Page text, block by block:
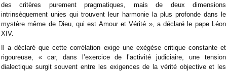
des critères purement pragmatiques, mais de deux dimensions
intrinsèquement unies qui trouvent leur harmonie la plus profonde dans le
mystère même de Dieu, qui est Amour et Vérité », a déclaré le pape Léon
XIV.
Il a déclaré que cette corrélation exige une exégèse critique constante et
rigoureuse, « car, dans l’exercice de l’activité judiciaire, une tension
dialectique surgit souvent entre les exigences de la vérité objective et les